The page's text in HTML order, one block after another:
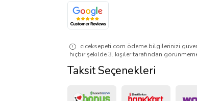
ciceksepeti.com ödeme bilgilerinizi
hiçbir şekilde 3. kişiler tarafından
Taksit Seçenekleri